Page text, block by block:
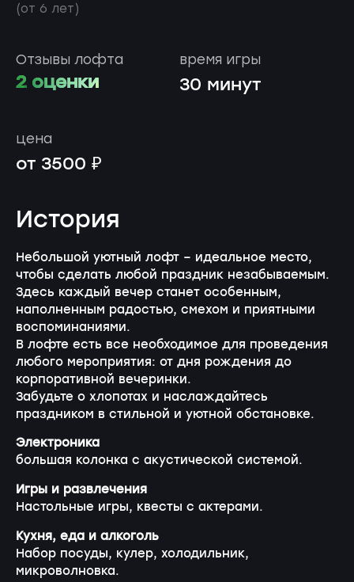
(от 6 лет)
Отзывы лофта
2 оценки
время игры
30 минут
цена
от 3500 ₽
История
Небольшой уютный лофт – идеальное место,
чтобы сделать любой праздник незабываемым.
Здесь каждый вечер станет особенным,
наполненным радостью, смехом и приятными
воспоминаниями.
В лофте есть все необходимое для проведения
любого мероприятия: от дня рождения до
корпоративной вечеринки.
Забудьте о хлопотах и наслаждайтесь
праздником в стильной и уютной обстановке.
Электроника
большая колонка с акустической системой.
Игры и развлечения
Настольные игры, квесты с актерами.
Кухня, еда и алкоголь
Набор посуды, кулер, холодильник,
микроволновка.